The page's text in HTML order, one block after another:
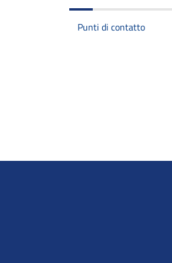
Punti di contatto